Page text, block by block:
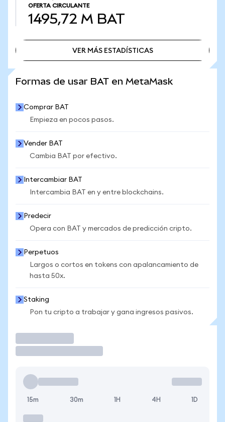
OFERTA CIRCULANTE
1495,72 M BAT
VER MÁS ESTADÍSTICAS
Formas de usar BAT en MetaMask
Comprar BAT
Empieza en pocos pasos.
Vender BAT
Cambia BAT por efectivo.
Intercambiar BAT
Intercambia BAT en y entre blockchains.
Predecir
Opera con BAT y mercados de predicción cripto.
Perpetuos
Largos o cortos en tokens con apalancamiento de
hasta 50x.
Staking
Pon tu cripto a trabajar y gana ingresos pasivos.
15m 30m 1H 4H 1D